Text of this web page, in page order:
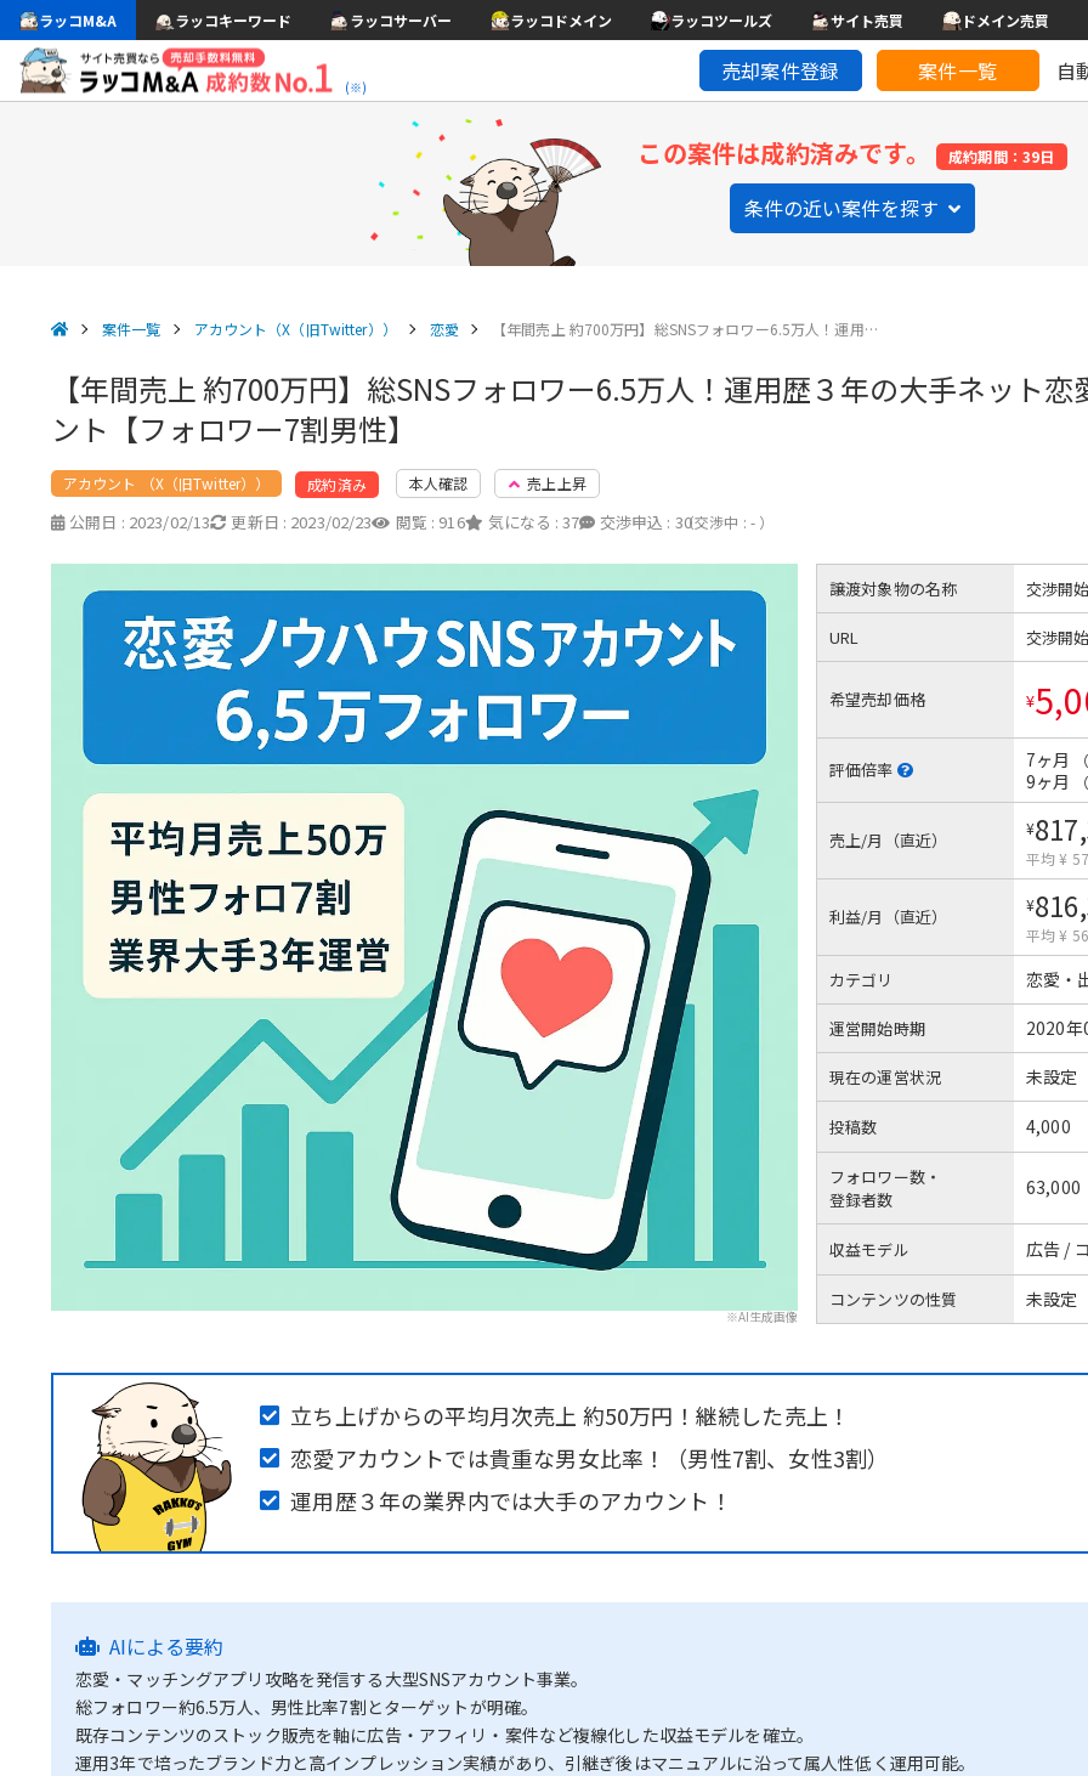
ラッコM&A ラッコキーワード ラッコサーバー ラッコドメイン ラッコツールズ サイト売買 ドメイン売買
(※)
売却案件登録 案件一覧 自
この案件は成約済みです。 成約期間：39日
条件の近い案件を探す
案件一覧 アカウント（X（旧Twitter）） 恋愛 【年間売上 約700万円】総SNSフォロワー6.5万人！運用…
【年間売上 約700万円】総SNSフォロワー6.5万人！運用歴３年の大手ネット
ント【フォロワー7割男性】
アカウント （X（旧Twitter）） 成約済み 本人確認 売上上昇
公開日 : 2023/02/13 更新日 : 2023/02/23 閲覧 : 916 気になる : 37 交渉申込 : 30
（交渉中 : - ）
※AI生成画像
譲渡対象物の名称 交渉開
URL 交渉開
希望売却価格 ¥
評価倍率 7ヶ月
9ヶ月
売上/月（直近）
¥
平均 ¥
利益/月（直近）
¥
平均 ¥
カテゴリ 恋愛・
運営開始時期 2020年
現在の運営状況 未設定
投稿数 4,000
フォロワー数・
登録者数
63,000
収益モデル 広告 /
コンテンツの性質 未設定
立ち上げからの平均月次売上 約50万円！継続した売上！
恋愛アカウントでは貴重な男女比率！（男性7割、女性3割）
運用歴３年の業界内では大手のアカウント！
AIによる要約
恋愛・マッチングアプリ攻略を発信する大型SNSアカウント事業。
総フォロワー約6.5万人、男性比率7割とターゲットが明確。
既存コンテンツのストック販売を軸に広告・アフィリ・案件など複線化した収益モデルを確立。
運用3年で培ったブランド力と高インプレッション実績があり、引継ぎ後はマニュアルに沿って属人性低く運用可能。